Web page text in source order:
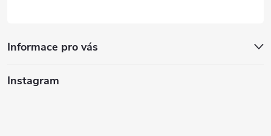
Informace pro vás
Instagram